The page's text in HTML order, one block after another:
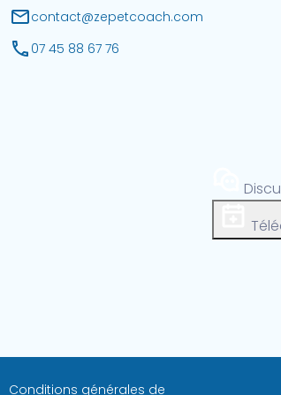
contact@zepetcoach.com
07 45 88 67 76
Conditions générales de